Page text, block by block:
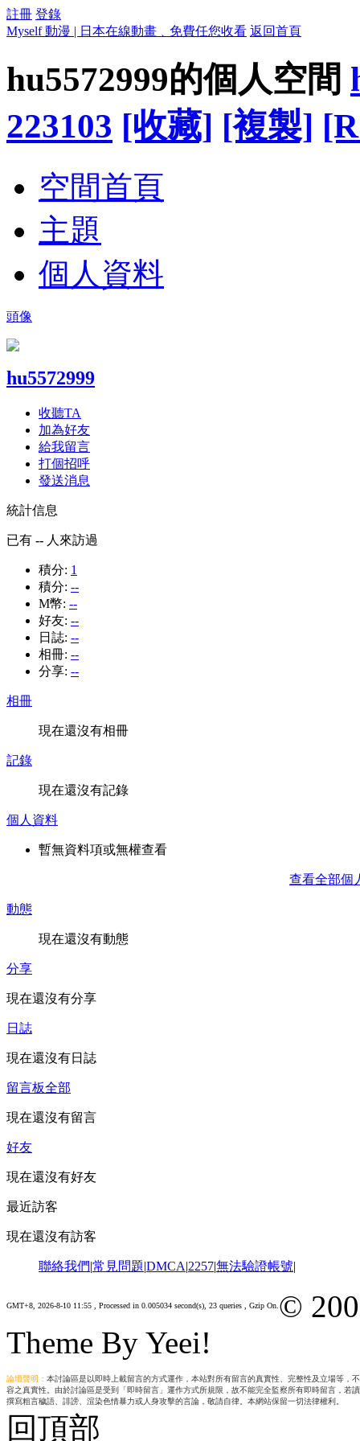
註冊 登錄
Myself 動漫 | 日本在線動畫﹑免費任您收看 返回首頁
hu5572999的個人空間
223103 [收藏] [複製]
空間首頁
主題
個人資料
頭像
hu5572999
收聽TA
加為好友
給我留言
打個招呼
發送消息
統計信息
已有 -- 人來訪過
積分: 1
積分: --
M幣: --
好友: --
日誌: --
相冊: --
分享: --
相冊
現在還沒有相冊
記錄
現在還沒有記錄
個人資料
暫無資料項或無權查看
查看全部個
動態
現在還沒有動態
分享
現在還沒有分享
日誌
現在還沒有日誌
留言板全部
現在還沒有留言
好友
現在還沒有好友
最近訪客
現在還沒有訪客
聯絡我們|常見問題|DMCA|2257|無法驗證帳號|
GMT+8, 2026-8-10 11:55 , Processed in 0.005034 second(s), 23 queries , Gzip On. ©
Theme By Yeei!
論壇聲明： 本討論區是以即時上載留言的方式運作，本站對所有留言的真實性、完整性及立場等
容之真實性。由於討論區是受到「即時留言」運作方式所規限，故不能完全監察所有即時留言，
撰寫粗言穢語、誹謗、渲染色情暴力或人身攻擊的言論，敬請自律。本網站保留一切法律權利。
回頂部